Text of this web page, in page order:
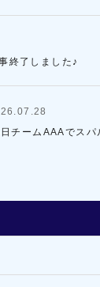
終了しました♪
チームAAAでスパ